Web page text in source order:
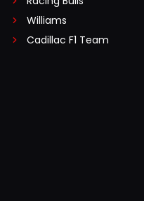
Lees dit artikel
Hamilton na GP
10 plaatsen
beetje afremde
remde 20 km
Williams
Cadillac F1 Team